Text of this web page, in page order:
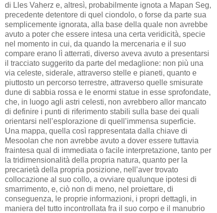
di Lles Vaherz e, altresì, probabilmente ignota a Mapan Seg,
precedente detentore di quel ciondolo, o forse da parte sua
semplicemente ignorata, alla base della quale non avrebbe
avuto a poter che essere intesa una certa veridicità, specie
nel momento in cui, da quando la mercenaria e il suo
compare erano lì atterrati, diverso aveva avuto a presentarsi
il tracciato suggerito da parte del medaglione: non più una
via celeste, siderale, attraverso stelle e pianeti, quanto e
piuttosto un percorso terrestre, attraverso quelle smisurate
dune di sabbia rossa e le enormi statue in esse sprofondate,
che, in luogo agli astri celesti, non avrebbero allor mancato
di definire i punti di riferimento stabili sulla base dei quali
orientarsi nell’esplorazione di quell’immensa superficie.
Una mappa, quella così rappresentata dalla chiave di
Mesoolan che non avrebbe avuto a dover essere tuttavia
fraintesa qual di immediata o facile interpretazione, tanto per
la tridimensionalità della propria natura, quanto per la
precarietà della propria posizione, nell’aver trovato
collocazione al suo collo, a ovviare qualunque ipotesi di
smarrimento, e, ciò non di meno, nel proiettare, di
conseguenza, le proprie informazioni, i propri dettagli, in
maniera del tutto incontrollata fra il suo corpo e il manubrio